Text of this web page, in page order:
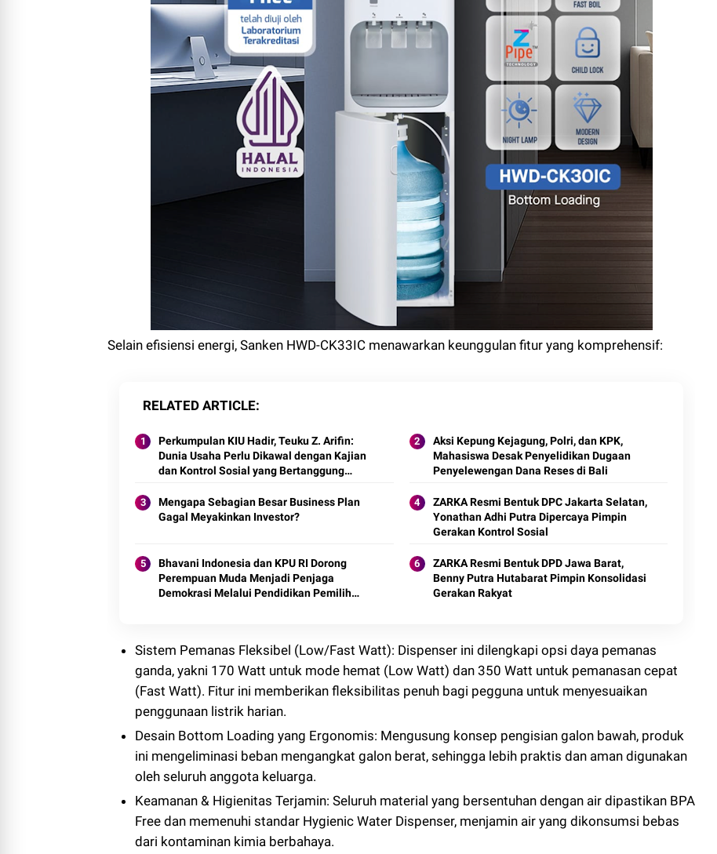
Selain efisiensi energi, Sanken HWD-CK33IC menawarkan keunggulan fitur yang komprehensif:
RELATED ARTICLE
Perkumpulan KIU Hadir, Teuku Z. Arifin:
Dunia Usaha Perlu Dikawal dengan Kajian
dan Kontrol Sosial yang Bertanggung
Aksi Kepung Kejagung, Polri, dan KPK,
Mahasiswa Desak Penyelidikan Dugaan
Penyelewengan Dana Reses di Bali
Mengapa Sebagian Besar Business Plan
Gagal Meyakinkan Investor?
ZARKA Resmi Bentuk DPC Jakarta Selatan,
Yonathan Adhi Putra Dipercaya Pimpin
Gerakan Kontrol Sosial
Bhavani Indonesia dan KPU RI Dorong
Perempuan Muda Menjadi Penjaga
Demokrasi Melalui Pendidikan Pemilih
ZARKA Resmi Bentuk DPD Jawa Barat,
Benny Putra Hutabarat Pimpin Konsolidasi
Gerakan Rakyat
Sistem Pemanas Fleksibel (Low/Fast Watt): Dispenser ini dilengkapi opsi daya pemanas
ganda, yakni 170 Watt untuk mode hemat (Low Watt) dan 350 Watt untuk pemanasan cepat
(Fast Watt). Fitur ini memberikan fleksibilitas penuh bagi pegguna untuk menyesuaikan
penggunaan listrik harian.
Desain Bottom Loading yang Ergonomis: Mengusung konsep pengisian galon bawah, produk
ini mengeliminasi beban mengangkat galon berat, sehingga lebih praktis dan aman digunakan
oleh seluruh anggota keluarga.
Keamanan & Higienitas Terjamin: Seluruh material yang bersentuhan dengan air dipastikan BPA
Free dan memenuhi standar Hygienic Water Dispenser, menjamin air yang dikonsumsi bebas
dari kontaminan kimia berbahaya.